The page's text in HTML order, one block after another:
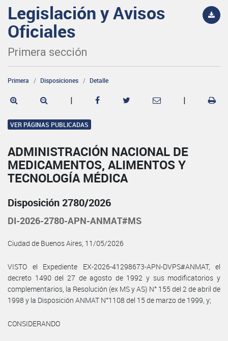
Legislación y Avisos
Oficiales
Primera sección
Primera Disposiciones Detalle
| |
VER PÁGINAS PUBLICADAS
ADMINISTRACIÓN NACIONAL DE
MEDICAMENTOS, ALIMENTOS Y
TECNOLOGÍA MÉDICA
Disposición 2780/2026
DI-2026-2780-APN-ANMAT#MS
Ciudad de Buenos Aires, 11/05/2026
VISTO el Expediente EX-2026-41298673-APN-DVPS#ANMAT, el
decreto 1490 del 27 de agosto de 1992 y sus modificatorios y
complementarios, la Resolución (ex MS y AS) N° 155 del 2 de abril de
1998 y la Disposición ANMAT N°1108 del 15 de marzo de 1999, y;
CONSIDERANDO